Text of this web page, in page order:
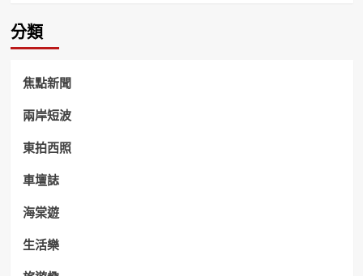
分類
焦點新聞
兩岸短波
東拍西照
車壇誌
海棠遊
生活樂